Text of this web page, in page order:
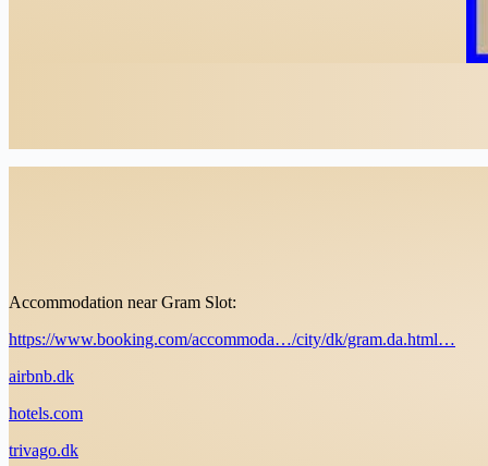
Accommodation near Gram Slot:
https://www.booking.com/accommoda…/city/dk/gram.da.html…
airbnb.dk
hotels.com
trivago.dk